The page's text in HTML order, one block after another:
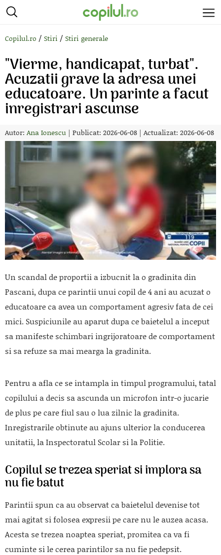
Copilul.ro / Stiri / Stiri generale
"Vierme, handicapat, turbat".
Acuzatii grave la adresa unei
educatoare. Un parinte a facut
inregistrari ascunse
Autor: Ana Ionescu | Publicat: 2026-06-08 | Actualizat: 2026-06-08
Un scandal de proportii a izbucnit la o gradinita din
Pascani, dupa ce parintii unui copil de 4 ani au acuzat o
educatoare ca avea un comportament agresiv fata de cei
mici. Suspiciunile au aparut dupa ce baietelul a inceput
sa manifeste schimbari ingrijoratoare de comportament
si sa refuze sa mai mearga la gradinita.
Pentru a afla ce se intampla in timpul programului, tatal
copilului a decis sa ascunda un microfon intr-o jucarie
de plus pe care fiul sau o lua zilnic la gradinita.
Inregistrarile obtinute au ajuns ulterior la conducerea
unitatii, la Inspectoratul Scolar si la Politie.
Copilul se trezea speriat si implora sa
nu fie batut
Parintii spun ca au observat ca baietelul devenise tot
mai agitat si folosea expresii pe care nu le auzea acasa.
Acesta se trezea noaptea speriat, promitea ca va fi
cuminte si le cerea parintilor sa nu fie pedepsit.